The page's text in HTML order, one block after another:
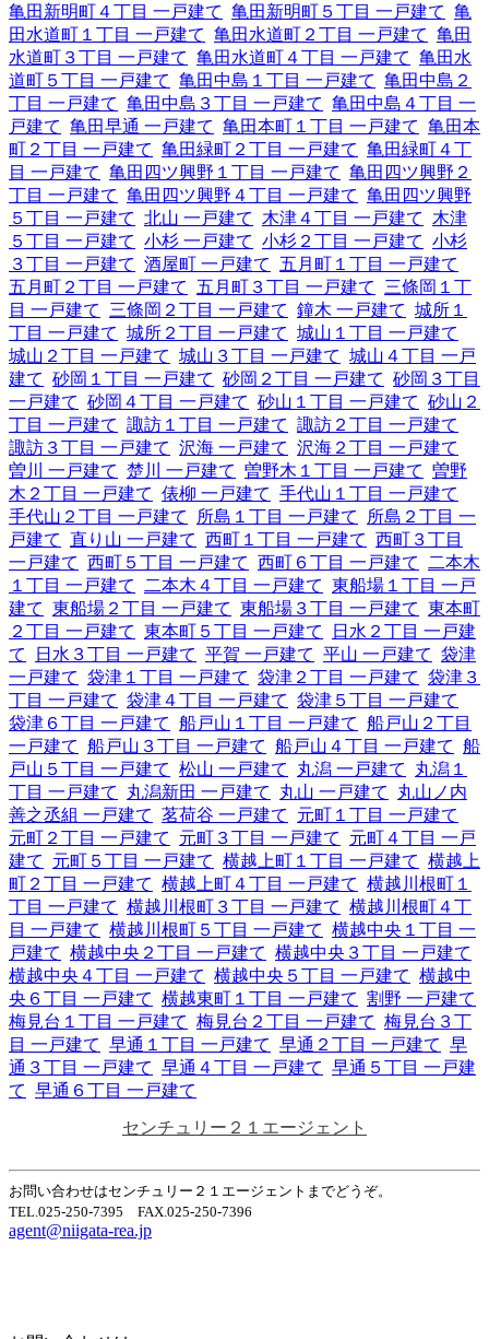
亀田新明町４丁目 一戸建て 亀田新明町５丁目 一戸建て 亀
田水道町１丁目 一戸建て 亀田水道町２丁目 一戸建て 亀田
水道町３丁目 一戸建て 亀田水道町４丁目 一戸建て 亀田水
道町５丁目 一戸建て 亀田中島１丁目 一戸建て 亀田中島２
丁目 一戸建て 亀田中島３丁目 一戸建て 亀田中島４丁目 一
戸建て 亀田早通 一戸建て 亀田本町１丁目 一戸建て 亀田本
町２丁目 一戸建て 亀田緑町２丁目 一戸建て 亀田緑町４丁
目 一戸建て 亀田四ツ興野１丁目 一戸建て 亀田四ツ興野２
丁目 一戸建て 亀田四ツ興野４丁目 一戸建て 亀田四ツ興野
５丁目 一戸建て 北山 一戸建て 木津４丁目 一戸建て
木津
５丁目 一戸建て 小杉 一戸建て 小杉２丁目 一戸建て 小杉
３丁目 一戸建て 酒屋町 一戸建て
五月町１丁目 一戸建て
五月町２丁目 一戸建て
五月町３丁目 一戸建て
三條岡１丁
目 一戸建て
三條岡２丁目 一戸建て 鐘木 一戸建て 城所１
丁目 一戸建て 城所２丁目 一戸建て 城山１丁目 一戸建て
城山２丁目 一戸建て 城山３丁目 一戸建て 城山４丁目 一戸
建て 砂岡１丁目 一戸建て 砂岡２丁目 一戸建て 砂岡３丁目
一戸建て 砂岡４丁目 一戸建て 砂山１丁目 一戸建て 砂山２
丁目 一戸建て 諏訪１丁目 一戸建て 諏訪２丁目 一戸建て
諏訪３丁目 一戸建て 沢海 一戸建て 沢海２丁目 一戸建て
曽川 一戸建て 楚川 一戸建て 曽野木１丁目 一戸建て 曽野
木２丁目 一戸建て 俵柳 一戸建て 手代山１丁目 一戸建て
手代山２丁目 一戸建て
所島１丁目 一戸建て
所島２丁目 一
戸建て 直り山 一戸建て 西町１丁目 一戸建て 西町３丁目
一戸建て 西町５丁目 一戸建て 西町６丁目 一戸建て
二本木
１丁目 一戸建て
二本木４丁目 一戸建て 東船場１丁目 一戸
建て 東船場２丁目 一戸建て 東船場３丁目 一戸建て 東本町
２丁目 一戸建て 東本町５丁目 一戸建て
日水２丁目 一戸建
て
日水３丁目 一戸建て 平賀 一戸建て 平山 一戸建て 袋津
一戸建て 袋津１丁目 一戸建て 袋津２丁目 一戸建て 袋津３
丁目 一戸建て 袋津４丁目 一戸建て 袋津５丁目 一戸建て
袋津６丁目 一戸建て 船戸山１丁目 一戸建て 船戸山２丁目
一戸建て 船戸山３丁目 一戸建て 船戸山４丁目 一戸建て 船
戸山５丁目 一戸建て 松山 一戸建て 丸潟 一戸建て
丸潟１
丁目 一戸建て
丸潟新田 一戸建て 丸山 一戸建て
丸山ノ内
善之丞組 一戸建て 茗荷谷 一戸建て
元町１丁目 一戸建て
元町２丁目 一戸建て
元町３丁目 一戸建て
元町４丁目 一戸
建て
元町５丁目 一戸建て 横越上町１丁目 一戸建て 横越上
町２丁目 一戸建て 横越上町４丁目 一戸建て 横越川根町１
丁目 一戸建て 横越川根町３丁目 一戸建て 横越川根町４丁
目 一戸建て 横越川根町５丁目 一戸建て 横越中央１丁目 一
戸建て 横越中央２丁目 一戸建て 横越中央３丁目 一戸建て
横越中央４丁目 一戸建て 横越中央５丁目 一戸建て 横越中
央６丁目 一戸建て 横越東町１丁目 一戸建て 割野 一戸建て
梅見台１丁目 一戸建て 梅見台２丁目 一戸建て 梅見台３丁
目 一戸建て 早通１丁目 一戸建て 早通２丁目 一戸建て 早
通３丁目 一戸建て 早通４丁目 一戸建て 早通５丁目 一戸建
て 早通６丁目 一戸建て
センチュリー２１エージェント
お問い合わせはセンチュリー２１エージェントまでどうぞ。
TEL.025-250-7395 FAX.025-250-7396
agent@niigata-rea.jp